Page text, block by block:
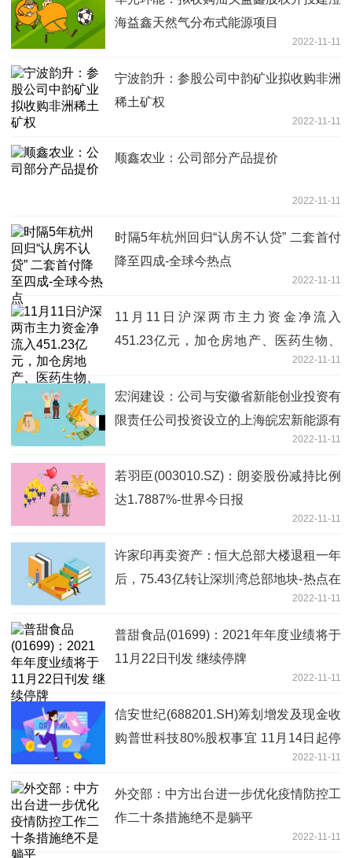
海益鑫天然气分布式能源项目
2022-11-11
宁波韵升：参股公司中韵矿业拟收购非洲
稀土矿权
2022-11-11
顺鑫农业：公司部分产品提价
2022-11-11
时隔5年杭州回归“认房不认贷” 二套首付
降至四成-全球今热点
2022-11-11
11月11日沪深两市主力资金净流入
451.23亿元，加仓房地产、医药生物、
2022-11-11
宏润建设：公司与安徽省新能创业投资有
限责任公司投资设立的上海皖宏新能源有
2022-11-11
若羽臣(003010.SZ)：朗姿股份减持比例
达1.7887%-世界今日报
2022-11-11
许家印再卖资产：恒大总部大楼退租一年
后，75.43亿转让深圳湾总部地块-热点在
2022-11-11
普甜食品(01699)：2021年年度业绩将于
11月22日刊发 继续停牌
2022-11-11
信安世纪(688201.SH)筹划增发及现金收
购普世科技80%股权事宜 11月14日起停
2022-11-11
外交部：中方出台进一步优化疫情防控工
作二十条措施绝不是躺平
2022-11-11